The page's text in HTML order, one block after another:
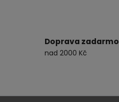
Doprava zadarmo
nad 2000 Kč